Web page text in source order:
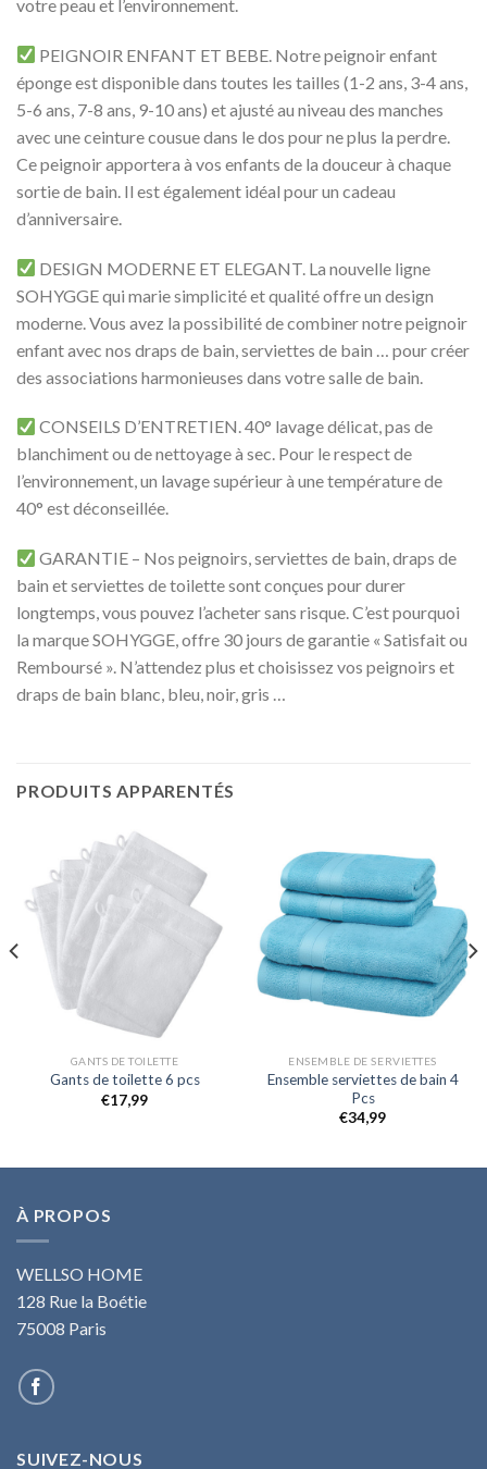
votre peau et l’environnement.
PEIGNOIR ENFANT ET BEBE. Notre peignoir enfant
éponge est disponible dans toutes les tailles (1-2 ans, 3-4 ans,
5-6 ans, 7-8 ans, 9-10 ans) et ajusté au niveau des manches
avec une ceinture cousue dans le dos pour ne plus la perdre.
Ce peignoir apportera à vos enfants de la douceur à chaque
sortie de bain. Il est également idéal pour un cadeau
d’anniversaire.
DESIGN MODERNE ET ELEGANT. La nouvelle ligne
SOHYGGE qui marie simplicité et qualité offre un design
moderne. Vous avez la possibilité de combiner notre peignoir
enfant avec nos draps de bain, serviettes de bain … pour créer
des associations harmonieuses dans votre salle de bain.
CONSEILS D’ENTRETIEN.40° lavage délicat, pas de
blanchiment ou de nettoyage à sec. Pour le respect de
l’environnement, un lavage supérieur à une température de
40° est déconseillée.
GARANTIE – Nos peignoirs, serviettes de bain, draps de
bain et serviettes de toilette sont conçues pour durer
longtemps, vous pouvez l’acheter sans risque. C’est pourquoi
la marque SOHYGGE, offre 30 jours de garantie « Satisfait ou
Remboursé ». N’attendez plus et choisissez vos peignoirs et
draps de bain blanc, bleu, noir, gris …
PRODUITS APPARENTÉS
GANTS DE TOILETTE
Gants de toilette 6 pcs
€17,99
ENSEMBLE DE SERVIETTES
Ensemble serviettes de bain 4
Pcs
€34,99
À PROPOS
WELLSO HOME
128 Rue la Boétie
75008 Paris
SUIVEZ-NOUS